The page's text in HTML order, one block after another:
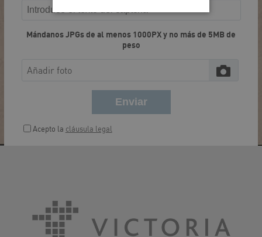
Mándanos JPGs de al menos 1000PX y no más de 5MB de
peso
Añadir foto
Enviar
Acepto la cláusula legal